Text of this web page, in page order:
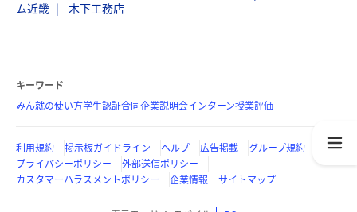
ム近畿
木下工務店
キーワード
みん就の使い方学生認証合同企業説明会インターン授業評価
利用規約 掲示板ガイドライン ヘルプ 広告掲載
グループ規約
プライバシーポリシー
外部送信ポリシー
カスタマーハラスメントポリシー
企業情報 サイトマップ